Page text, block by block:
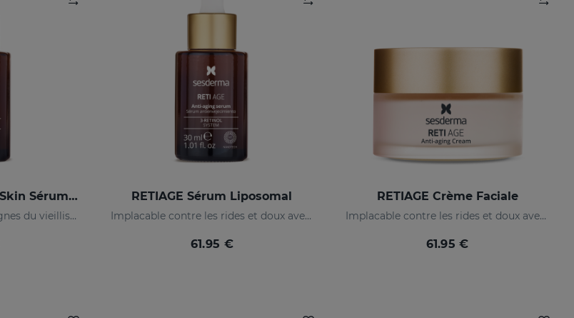
SESRETINAL Mature Skin Sérum Liposomal
Prévient et corrige les signes du vieillissement des peaux matures
RETIAGE Sérum Liposomal
Implacable contre les rides et doux avec votre peau
61.95 €
RETIAGE Crème Faciale
Implacable contre les rides et doux avec votre peau
61.95 €